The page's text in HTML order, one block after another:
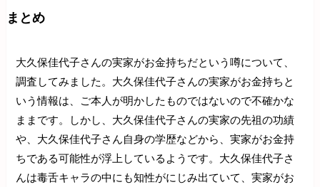
まとめ
大久保佳代子さんの実家がお金持ちだという噂について、
調査してみました。大久保佳代子さんの実家がお金持ちと
いう情報は、ご本人が明かしたものではないので不確かな
ままです。しかし、大久保佳代子さんの実家の先祖の功績
や、大久保佳代子さん自身の学歴などから、実家がお金持
ちである可能性が浮上しているようです。大久保佳代子さ
んは毒舌キャラの中にも知性がにじみ出ていて、実家がお